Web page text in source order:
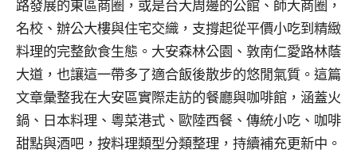
路發展的東區商圈，或是台大周邊的公館、師大商圈，
名校、辦公大樓與住宅交織，支撐起從平價小吃到精緻
料理的完整飲食生態。大安森林公園、敦南仁愛路林蔭
大道，也讓這一帶多了適合飯後散步的悠閒氣質。這篇
文章彙整我在大安區實際走訪的餐廳與咖啡館，涵蓋火
鍋、日本料理、粵菜港式、歐陸西餐、傳統小吃、咖啡
甜點與酒吧，按料理類型分類整理，持續補充更新中。